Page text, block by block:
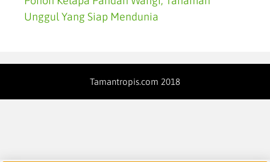
Unggul Yang Siap Mendunia
Tamantropis.com 2018